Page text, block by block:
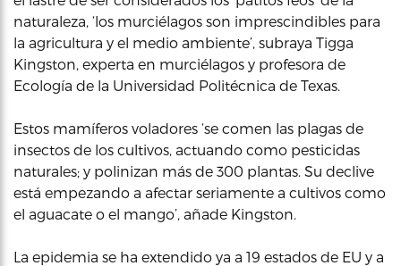
naturaleza, ‘los murciélagos son imprescindibles para
la agricultura y el medio ambiente’, subraya Tigga
Kingston, experta en murciélagos y profesora de
Ecología de la Universidad Politécnica de Texas.
Estos mamíferos voladores ‘se comen las plagas de
insectos de los cultivos, actuando como pesticidas
naturales; y polinizan más de 300 plantas. Su declive
está empezando a afectar seriamente a cultivos como
el aguacate o el mango’, añade Kingston.
La epidemia se ha extendido ya a 19 estados de EU y a